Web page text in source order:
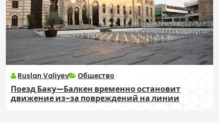
Ruslan Valiyev Общество
Поезд Баку—Балкен временно остановит
движение из-за повреждений на линии